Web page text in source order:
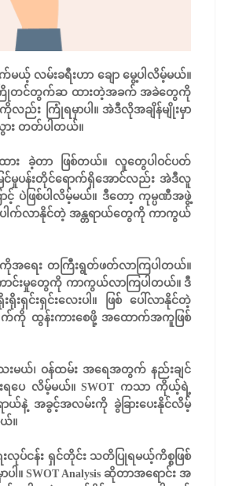
ယ့် လမ်းခရီးဟာ ချော မွေ့ပါလိမ့်မယ်။
ကြိုတင်တွက်ဆ ထားတဲ့အခက် အခဲတွေကို
ကြုံရမှာပါ။ အဲဒီလိုအချိန်မျိုးမှာ
း တတ်ပါတယ်။
ခဲ့တာ ဖြစ်တယ်။ လူတွေပါဝင်ပတ်
မှုပန်းတိုင်ရောက်ရှိအောင်လည်း အဲဒီလူ
ပဲဖြစ်ပါလိမ့်မယ်။ ဒီတော့ ကုမ္ပဏီအဖွဲ့
ပေါက်လာနိုင်တဲ့ အန္တရာယ်တွေကို ကာကွယ်
ေကိုအရေး တကြီးရွတ်ဖတ်လာကြပါတယ်။
ကောင်းမှုတွေကို ကာကွယ်လာကြပါတယ်။ ဒီ
င်းရှင်းလေးပါ။ ဖြစ် ပေါ်လာနိုင်တဲ့
က်ကို ထွန်းကားစေဖို့ အထောက်အကူဖြစ်
ေးမယ်၊ ဝန်ထမ်း အရေအတွက် နည်းချင်
သုံးရပေ လိမ့်မယ်။ SWOT ကသာ ကိုယ့်ရဲ့
ာယ်နဲ့ အခွင့်အလမ်းကို ခွဲခြားပေးနိုင်လိမ့်
။
လုပ်ငန်း ရှင်တိုင်း သတိပြုရမယ့်ကိစ္စဖြစ်
။ SWOT Analysis ဆိုတာအရောင်း အ